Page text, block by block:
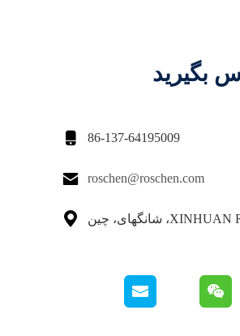
بگیرید
 86-137-64195009
 roschen@roschen.com
